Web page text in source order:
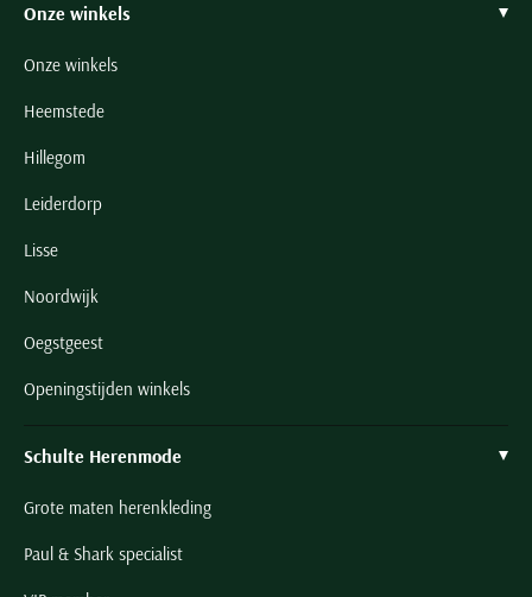
Onze winkels
Onze winkels
Heemstede
Hillegom
Leiderdorp
Lisse
Noordwijk
Oegstgeest
Openingstijden winkels
Schulte Herenmode
Grote maten herenkleding
Paul & Shark specialist